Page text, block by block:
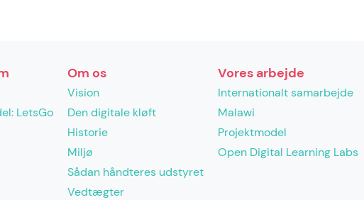
LetsGo
Om os
Vision
Den digitale kløft
Historie
Miljø
Sådan håndteres udstyret
Vedtægter
Vores arbejde
Internationalt samarbejde
Malawi
Projektmodel
Open Digital Learning Labs